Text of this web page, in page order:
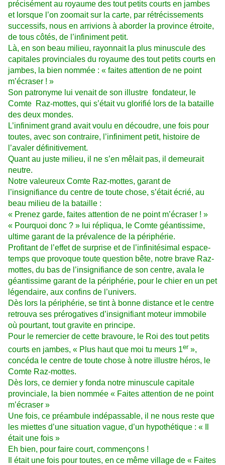
précisément au royaume des tout petits courts en jambes
et lorsque l’on zoomait sur la carte, par rétrécissements
successifs, nous en arrivions à aborder la province étroite,
de tous côtés, de l’infiniment petit.
Là, en son beau milieu, rayonnait la plus minuscule des
capitales provinciales du royaume des tout petits courts en
jambes, la bien nommée : « faites attention de ne point
m’écraser ! »
Son patronyme lui venait de son illustre fondateur, le
Comte Raz-mottes, qui s’était vu glorifié lors de la bataille
des deux mondes.
L’infiniment grand avait voulu en découdre, une fois pour
toutes, avec son contraire, l’infiniment petit, histoire de
l’avaler définitivement.
Quant au juste milieu, il ne s’en mêlait pas, il demeurait
neutre.
Notre valeureux Comte Raz-mottes, garant de
l’insignifiance du centre de toute chose, s’était écrié, au
beau milieu de la bataille :
« Prenez garde, faites attention de ne point m’écraser ! »
« Pourquoi donc ? » lui répliqua, le Comte géantissime,
ultime garant de la prévalence de la périphérie.
Profitant de l’effet de surprise et de l’infinitésimal espace-
temps que provoque toute question bête, notre brave Raz-
mottes, du bas de l’insignifiance de son centre, avala le
géantissime garant de la périphérie, pour le chier en un pet
légendaire, aux confins de l’univers.
Dès lors la périphérie, se tint à bonne distance et le centre
retrouva ses prérogatives d’insignifiant moteur immobile
où pourtant, tout gravite en principe.
Pour le remercier de cette bravoure, le Roi des tout petits
courts en jambes, « Plus haut que moi tu meurs 1er »,
concéda le centre de toute chose à notre illustre héros, le
Comte Raz-mottes.
Dès lors, ce dernier y fonda notre minuscule capitale
provinciale, la bien nommée « Faites attention de ne point
m’écraser »
Une fois, ce préambule indépassable, il ne nous reste que
les miettes d’une situation vague, d’un hypothétique : « Il
était une fois »
Eh bien, pour faire court, commençons !
Il était une fois pour toutes, en ce même village de « Faites